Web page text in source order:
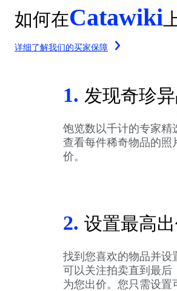
如何在Catawiki
详细了解我们的买家保障
1. 发现奇珍
饱览数以千计的专家精
查看每件稀奇物品的照
价。
2. 设置最高
找到您喜欢的物品并设
可以关注拍卖直到最后
为您出价。您只需设置